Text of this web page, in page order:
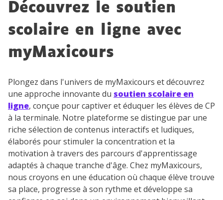
Découvrez le soutien
scolaire en ligne avec
myMaxicours
Plongez dans l'univers de myMaxicours et découvrez
une approche innovante du soutien scolaire en
ligne, conçue pour captiver et éduquer les élèves de CP
à la terminale. Notre plateforme se distingue par une
riche sélection de contenus interactifs et ludiques,
élaborés pour stimuler la concentration et la
motivation à travers des parcours d'apprentissage
adaptés à chaque tranche d'âge. Chez myMaxicours,
nous croyons en une éducation où chaque élève trouve
sa place, progresse à son rythme et développe sa